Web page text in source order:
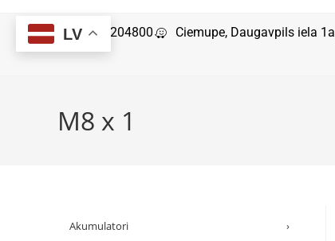
29204800 Ciemupe, Daugavpils iela 1a
M8 x 1
Akumulatori ›
LV